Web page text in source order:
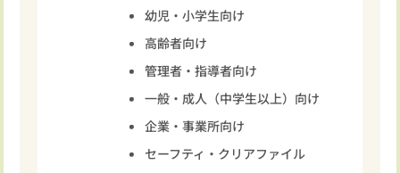
幼児・小学生向け
高齢者向け
管理者・指導者向け
一般・成人（中学生以上）向け
企業・事業所向け
セーフティ・クリアファイル